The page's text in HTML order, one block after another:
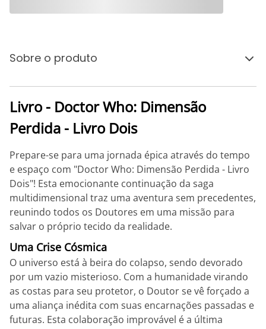
Sobre o produto
Livro - Doctor Who: Dimensão
Perdida - Livro Dois
Prepare-se para uma jornada épica através do tempo
e espaço com "Doctor Who: Dimensão Perdida - Livro
Dois"! Esta emocionante continuação da saga
multidimensional traz uma aventura sem precedentes,
reunindo todos os Doutores em uma missão para
salvar o próprio tecido da realidade.
Uma Crise Cósmica
O universo está à beira do colapso, sendo devorado
por um vazio misterioso. Com a humanidade virando
as costas para seu protetor, o Doutor se vê forçado a
uma aliança inédita com suas encarnações passadas e
futuras. Esta colaboração improvável é a última